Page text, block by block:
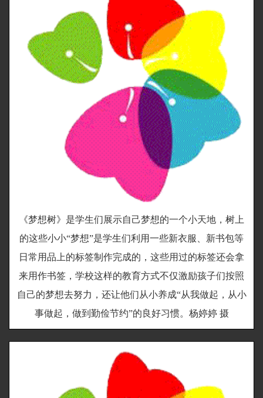
《梦想树》是学生们展示自己梦想的一个小天地，树上
的这些小小“梦想”是学生们利用一些新衣服、新书包等
日常用品上的标签制作完成的，这些用过的标签还会拿
来用作书签，学校这样的教育方式不仅激励孩子们按照
自己的梦想去努力，还让他们从小养成“从我做起，从小
事做起，做到勤俭节约”的良好习惯。杨婷婷 摄